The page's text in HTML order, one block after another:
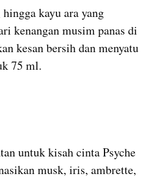
kayu ara yang
kenangan musim panas di
kesan bersih dan menyatu
75 ml.
untuk kisah cinta Psyche
musk, iris, ambrette,